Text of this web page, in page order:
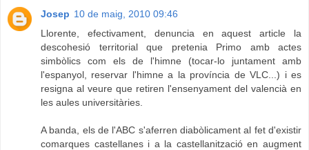
Josep 10 de maig, 2010 09:46
Llorente, efectivament, denuncia en aquest article la
descohesió territorial que pretenia Primo amb actes
simbòlics com els de l'himne (tocar-lo juntament amb
l'espanyol, reservar l'himne a la província de VLC...) i es
resigna al veure que retiren l'ensenyament del valencià en
les aules universitàries.
A banda, els de l'ABC s'aferren diabòlicament al fet d'existir
comarques castellanes i a la castellanització en augment